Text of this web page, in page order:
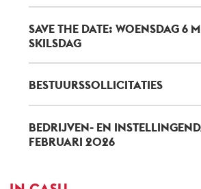
SAVE THE DATE: WOENSDAG 6
SKILSDAG
BESTUURSSOLLICITATIES
BEDRIJVEN- EN
FEBRUARI 2026